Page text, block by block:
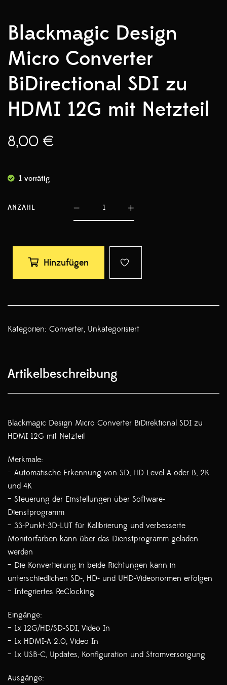
Blackmagic Design
Micro Converter
BiDirectional SDI zu
HDMI 12G mit Netzteil
8,00 €
1 vorrätig
ANZAHL
Hinzufügen
Kategorien: Converter, Unkategorisiert
Artikelbeschreibung
Blackmagic Design Micro Converter BiDirektional SDI zu
HDMI 12G mit Netzteil
Merkmale:
– Automatische Erkennung von SD, HD Level A oder B, 2K
und 4K
– Steuerung der Einstellungen über Software-
Dienstprogramm
– 33-Punkt-3D-LUT für Kalibrierung und verbesserte
Monitorfarben kann über das Dienstprogramm geladen
werden
– Die Konvertierung in beide Richtungen kann in
unterschiedlichen SD-, HD- und UHD-Videonormen erfolgen
– Integriertes ReClocking
Eingänge:
– 1x 12G/HD/SD-SDI, Video In
– 1x HDMI-A 2.0, Video In
– 1x USB-C, Updates, Konfiguration und Stromversorgung
Ausgänge: